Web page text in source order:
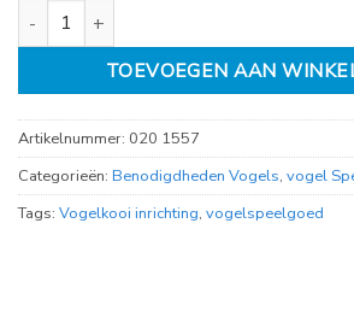
Kokosnoot met schroefdraad aantal
TOEVOEGEN AAN
Artikelnummer: 020 1557
Categorieën: Benodigdheden Vogels, vogel
Tags: Vogelkooi inrichting, vogelspeelgoed